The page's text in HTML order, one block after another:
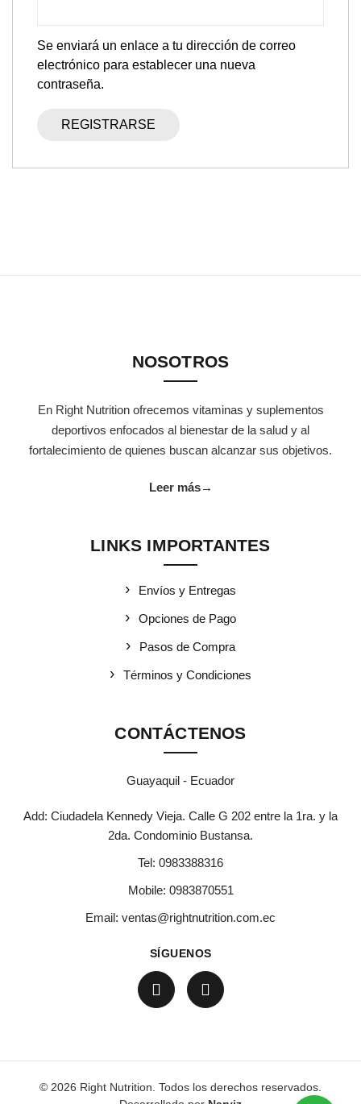
Se enviará un enlace a tu dirección de correo
electrónico para establecer una nueva
contraseña.
REGISTRARSE
NOSOTROS
En Right Nutrition ofrecemos vitaminas y suplementos
deportivos enfocados al bienestar de la salud y al
fortalecimiento de quienes buscan alcanzar sus objetivos.
Leer más→
LINKS IMPORTANTES
Envíos y Entregas
Opciones de Pago
Pasos de Compra
Términos y Condiciones
CONTÁCTENOS
Guayaquil - Ecuador
Add: Ciudadela Kennedy Vieja. Calle G 202 entre la 1ra. y la
2da. Condominio Bustansa.
Tel: 0983388316
Mobile: 0983870551
Email: ventas@rightnutrition.com.ec
SÍGUENOS
© 2026 Right Nutrition. Todos los derechos reservados.